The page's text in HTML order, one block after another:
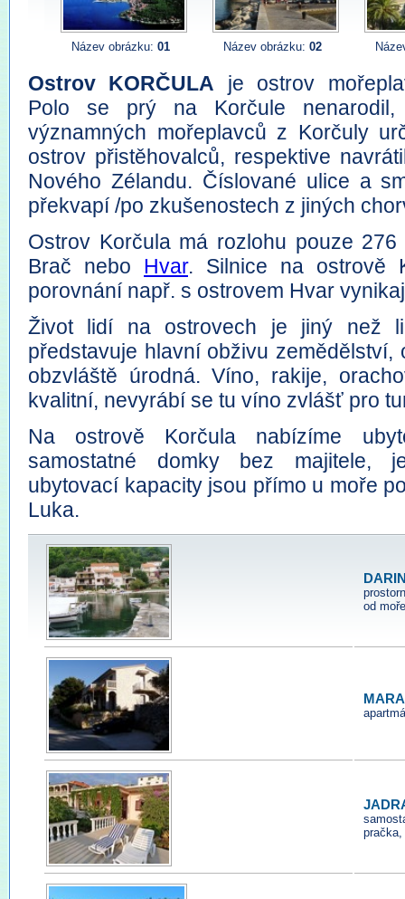
Název obrázku: 01 Název obrázku: 02
Ostrov KORČULA je ostrov
Polo se prý na Korčule
významných mořeplavců z Korčuly
ostrov přistěhovalců, respektive
Nového Zélandu. Číslované ulice a
překvapí /po zkušenostech z jiných
Ostrov Korčula má rozlohu pouze
Brač nebo Hvar. Silnice na ostrově
porovnání např. s ostrovem Hvar
Život lidí na ostrovech je jiný než
představuje hlavní obživu zemědělství,
obzvláště úrodná. Víno, rakije,
kvalitní, nevyrábí se tu víno zvlášť pro
Na ostrově Korčula nabízíme
samostatné domky bez majitele,
ubytovací kapacity jsou přímo u moře
Luka.
od